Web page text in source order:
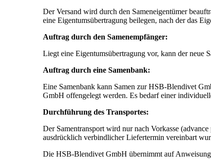
Der Versand wird durch den Sameneigentümer
eine Eigentumsübertragung beilegen, nach der das
Auftrag durch den Samenempfänger:
Liegt eine Eigentumsübertragung vor, kann der neue
Auftrag durch eine Samenbank:
Eine Samenbank kann Samen zur HSB-Blendivet
GmbH offengelegt werden. Es bedarf einer
Durchführung des Transportes:
Der Samentransport wird nur nach Vorkasse
ausdrücklich verbindlicher Liefertermin vereinbart
Die HSB-Blendivet GmbH übernimmt auf Anweisung